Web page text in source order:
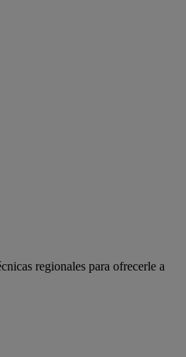
regionales para ofrecerle a